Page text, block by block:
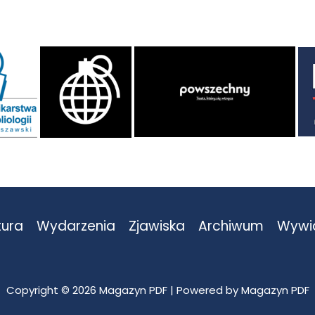
Wydarzenia Zjawiska Archiwum
Copyright © 2026 Magazyn PDF | Powered by Magazyn PDF